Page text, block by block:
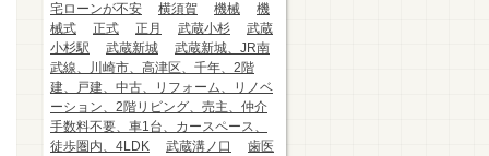
宅ローンが不安
横須賀 機械
機
械式
正式 正月 武蔵小杉
武蔵
小杉駅
武蔵新城
武蔵新城、JR南
武線、川崎市、高津区、千年、2階
建、戸建、中古、リフォーム、リノベ
ーション、2階リビング、売主、仲介
手数料不要、車1台、カースペース、
徒歩圏内、4LDK
武蔵溝ノ口
歯医